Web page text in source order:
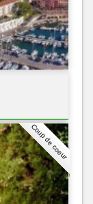
Coup de coeur